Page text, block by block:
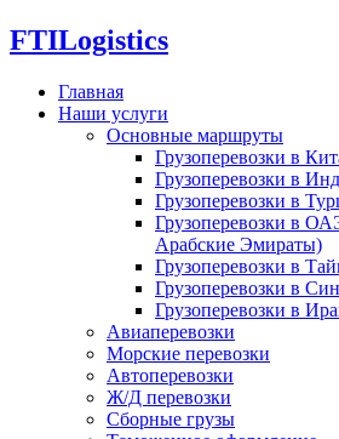
FTILogistics
Главная
Наши услуги
Основные маршруты
Грузоперевозки в
Грузоперевозки в
Грузоперевозки в
Грузоперевозки в
Арабские Эмираты)
Грузоперевозки в
Грузоперевозки в
Грузоперевозки в
Авиаперевозки
Морские перевозки
Автоперевозки
Ж/Д перевозки
Сборные грузы